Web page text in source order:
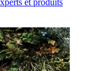
et produits